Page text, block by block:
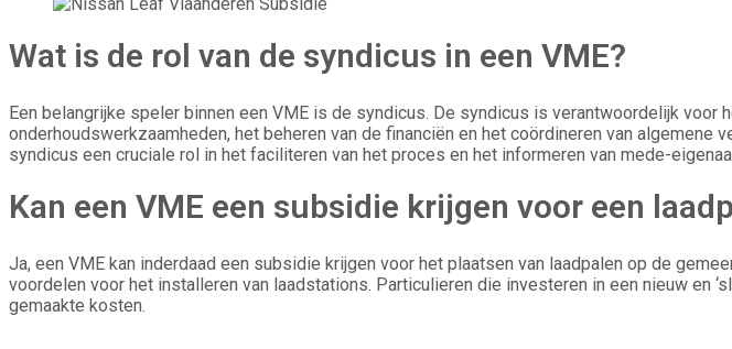
Wat is de rol van de syndicus in een VME?
Een belangrijke speler binnen een VME is de syndicus. De syndicus is verantwoordelijk
onderhoudswerkzaamheden, het beheren van de financiën en het coördineren van
syndicus een cruciale rol in het faciliteren van het proces en het informeren van mede-
Kan een VME een subsidie krijgen voor een
Ja, een VME kan inderdaad een subsidie krijgen voor het plaatsen van laadpalen op de
voordelen voor het installeren van laadstations. Particulieren die investeren in een nieuw en
gemaakte kosten.